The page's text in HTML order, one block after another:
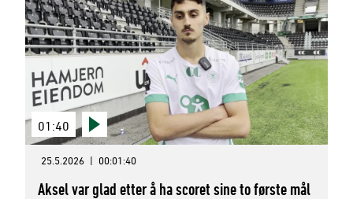
01:40
25.5.2026 | 00:01:40
Aksel var glad etter å ha scoret sine to første mål